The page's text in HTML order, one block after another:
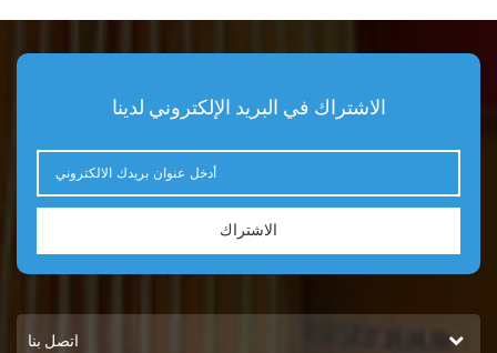
الاشتراك في البريد الإلكتروني لدينا
الاشتراك
اتصل بنا